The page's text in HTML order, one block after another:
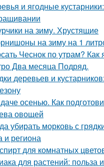
и ягодные
на зиму. Хрустящие
на зиму на 1
Чеснок по утрам? Как
Два месяца Подряд.
деревьев и
осенью. Как
овощей
убирать морковь с
и региона
для комнатных
для растений: польза